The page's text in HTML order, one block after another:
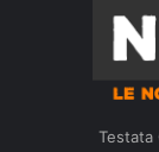
Testata